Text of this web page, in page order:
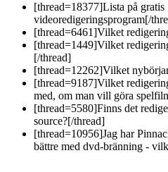
[thread=18377]Lista på gratis
videoredigeringsprogram[/
[thread=6461]Vilket
[thread=1449]Vilket
[/thread]
[thread=12262]Vilket
[thread=9187]Vilket
med, om man vill göra
[thread=5580]Finns det
source?[/thread]
[thread=10956]Jag har
bättre med dvd-bränning -